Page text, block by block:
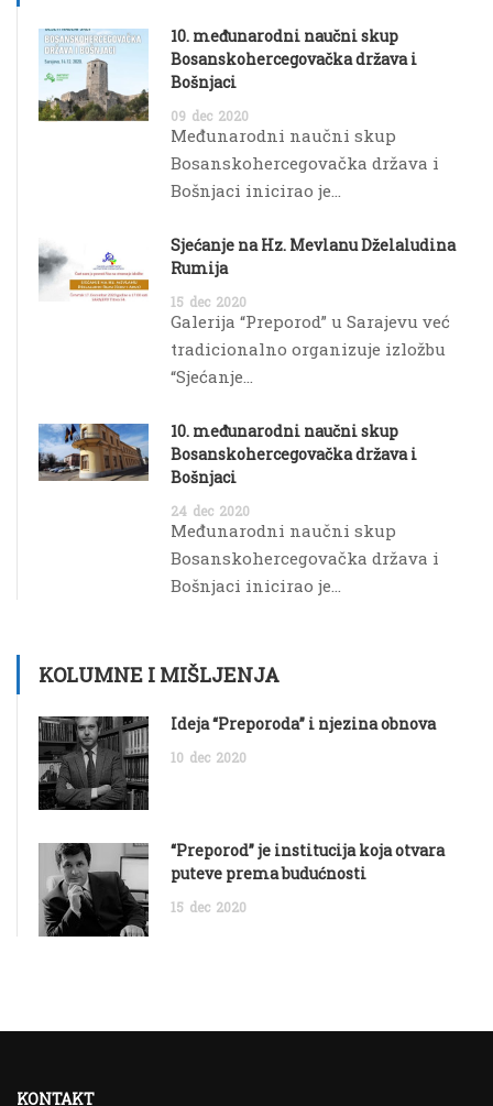
10. međunarodni naučni skup
Bosanskohercegovačka država i
Bošnjaci
09 dec 2020
Međunarodni naučni skup
Bosanskohercegovačka država i
Bošnjaci inicirao je...
Sjećanje na Hz. Mevlanu Dželaludina
Rumija
15 dec 2020
Galerija “Preporod” u Sarajevu već
tradicionalno organizuje izložbu
“Sjećanje...
10. međunarodni naučni skup
Bosanskohercegovačka država i
Bošnjaci
24 dec 2020
Međunarodni naučni skup
Bosanskohercegovačka država i
Bošnjaci inicirao je...
KOLUMNE I MIŠLJENJA
Ideja “Preporoda” i njezina obnova
10 dec 2020
“Preporod” je institucija koja otvara
puteve prema budućnosti
15 dec 2020
KONTAKT